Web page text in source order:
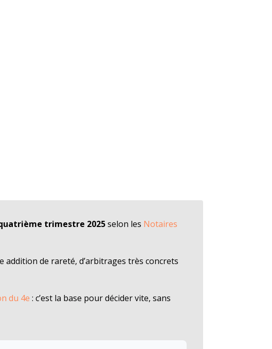
trimestre 2025selon les Notaires
addition de rareté, d’arbitrages très concrets
du 4e : c’est la base pour décider vite, sans